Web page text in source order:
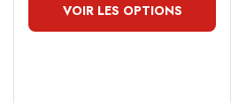
VOIR LES OPTIONS